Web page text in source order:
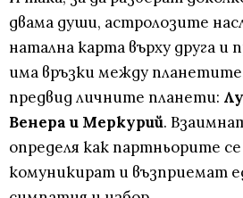
двама души, астролозите
натална карта върху друга и
има връзки между
предвид личните планети:
Венера и Меркурий.
определя как партньорите
комуникират и възприемат